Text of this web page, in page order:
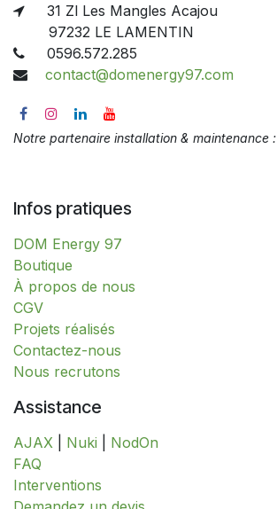
31 Zl Les Mangles Acajou
97232 LE LAMENTIN
0596.572.285
contact@domenergy97.com
Notre partenaire installation & maintenance :
Infos pratiques
DOM Energy 97
​​​​​​​​​​​​​​​​​​​​​​​​​​​​​​​​​​​​​​​​​​​​​​​​​​​​​​​​​​​​​​​​​​​​​​​B​o​ut​i​q​u​e​
À propos de nous
CGV
Projets réalisés
Contactez-nous
Nous recrutons
Assistance
AJAX Nuki
NodOn
FAQ
Interventions